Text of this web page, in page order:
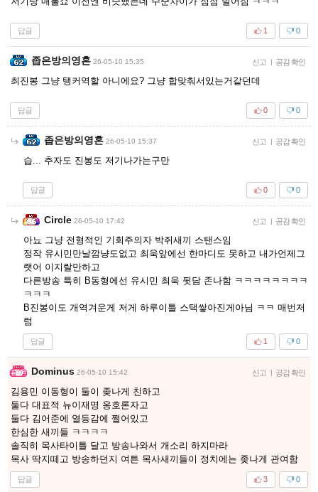
답글 0
1
좁은방의영혼 26-05-10 15:35 신고 | 공감 확인
최진봉 그냥 탱커역할 아니에요? 그냥 합맞춰서있는거같던데
답글 0
0
좁은방의영혼 26-05-10 15:37 신고 | 공감 확인
습... 추자도 진봉도 저기나가는구만
답글 0
0
Circle 26-05-10 17:42 신고 | 공감 확인
아뇨 그냥 전형적인 기회주의자 박쥐새끼 스탠스임
정작 유시민만날깜냥도없고 최욱앞에선 한마디도 못하고 내가언제그
랫어 이지랄만하고
다른방송 특히 B동형에선 유시민 최욱 뒷담 존나함 ㅋㅋㅋㅋㅋㅋㅋㅋ
ㅋㅋㅋ
B진봉이도 개역겨운게 저게 하루이틀 스택쌓아진게아님 ㅋㅋ 매번저
럼
답글 0
1
Dominus 26-05-10 15:42 신고 | 공감 확인
김용민 이동형이 둘이 좆나게 친하고
둘다 대표적 뉴이재명 옹호론자고
둘다 김어준에 열등감에 쩔어있고
한심한 새끼들 ㅋㅋㅋㅋ
솔직히 목사타이틀 달고 방송나와서 개소리 하지마라
목사 딱지떼고 방송하던지 여튼 목사새끼들이 정치에는 좆나게 관여함
답글 0
3